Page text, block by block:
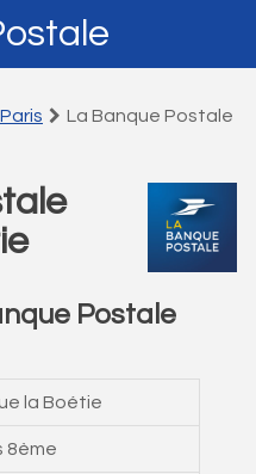
La Banque Postale
Postale
la Boétie
8ème